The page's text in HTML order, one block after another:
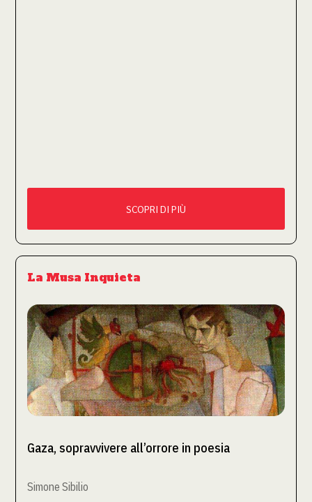
SCOPRI DI PIÙ
La Musa Inquieta
Gaza, sopravvivere all’orrore in poesia
Simone Sibilio